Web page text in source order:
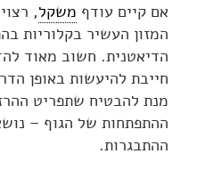
אם קיים עודף משקל,
המזון העשיר בקלוריות
הדיאטנית. חשוב מאוד
חייבת להיעשות באופן
מנת להבטיח שתפריט
ההתפתחות של הגוף –
ההתבגרות.